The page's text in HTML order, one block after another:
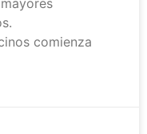
comienza